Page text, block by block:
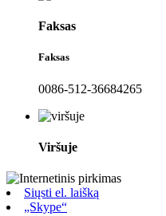
Faksas
Faksas
0086-512-36684265
Viršuje
Siųsti el. laišką
„Skype“